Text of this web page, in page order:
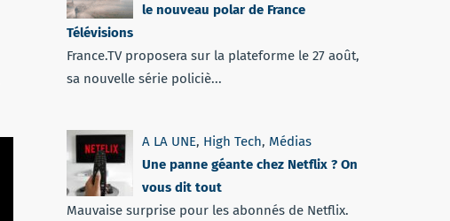
le nouveau polar de France
Télévisions
France.TV proposera sur la plateforme le 27 août,
sa nouvelle série policiè...
A LA UNE, High Tech, Médias
Une panne géante chez Netflix ? On
vous dit tout
Mauvaise surprise pour les abonnés de Netflix.